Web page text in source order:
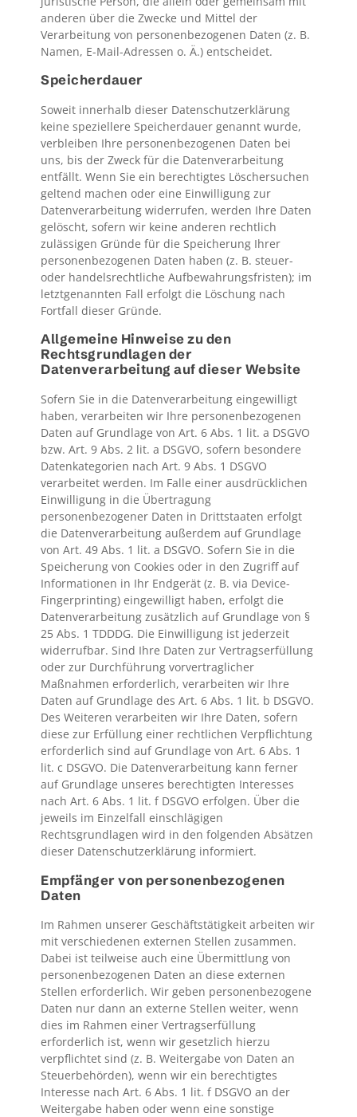
anderen über die Zwecke und Mittel der
Verarbeitung von personenbezogenen Daten (z. B.
Namen, E-Mail-Adressen o. Ä.) entscheidet.
Speicherdauer
Soweit innerhalb dieser Datenschutzerklärung
keine speziellere Speicherdauer genannt wurde,
verbleiben Ihre personenbezogenen Daten bei
uns, bis der Zweck für die Datenverarbeitung
entfällt. Wenn Sie ein berechtigtes Löschersuchen
geltend machen oder eine Einwilligung zur
Datenverarbeitung widerrufen, werden Ihre Daten
gelöscht, sofern wir keine anderen rechtlich
zulässigen Gründe für die Speicherung Ihrer
personenbezogenen Daten haben (z. B. steuer-
oder handelsrechtliche Aufbewahrungsfristen); im
letztgenannten Fall erfolgt die Löschung nach
Fortfall dieser Gründe.
Allgemeine Hinweise zu den
Rechtsgrundlagen der
Datenverarbeitung auf dieser Website
Sofern Sie in die Datenverarbeitung eingewilligt
haben, verarbeiten wir Ihre personenbezogenen
Daten auf Grundlage von Art. 6 Abs. 1 lit. a DSGVO
bzw. Art. 9 Abs. 2 lit. a DSGVO, sofern besondere
Datenkategorien nach Art. 9 Abs. 1 DSGVO
verarbeitet werden. Im Falle einer ausdrücklichen
Einwilligung in die Übertragung
personenbezogener Daten in Drittstaaten erfolgt
die Datenverarbeitung außerdem auf Grundlage
von Art. 49 Abs. 1 lit. a DSGVO. Sofern Sie in die
Speicherung von Cookies oder in den Zugriff auf
Informationen in Ihr Endgerät (z. B. via Device-
Fingerprinting) eingewilligt haben, erfolgt die
Datenverarbeitung zusätzlich auf Grundlage von §
25 Abs. 1 TDDDG. Die Einwilligung ist jederzeit
widerrufbar. Sind Ihre Daten zur Vertragserfüllung
oder zur Durchführung vorvertraglicher
Maßnahmen erforderlich, verarbeiten wir Ihre
Daten auf Grundlage des Art. 6 Abs. 1 lit. b DSGVO.
Des Weiteren verarbeiten wir Ihre Daten, sofern
diese zur Erfüllung einer rechtlichen Verpflichtung
erforderlich sind auf Grundlage von Art. 6 Abs. 1
lit. c DSGVO. Die Datenverarbeitung kann ferner
auf Grundlage unseres berechtigten Interesses
nach Art. 6 Abs. 1 lit. f DSGVO erfolgen. Über die
jeweils im Einzelfall einschlägigen
Rechtsgrundlagen wird in den folgenden Absätzen
dieser Datenschutzerklärung informiert.
Empfänger von personenbezogenen
Daten
Im Rahmen unserer Geschäftstätigkeit arbeiten wir
mit verschiedenen externen Stellen zusammen.
Dabei ist teilweise auch eine Übermittlung von
personenbezogenen Daten an diese externen
Stellen erforderlich. Wir geben personenbezogene
Daten nur dann an externe Stellen weiter, wenn
dies im Rahmen einer Vertragserfüllung
erforderlich ist, wenn wir gesetzlich hierzu
verpflichtet sind (z. B. Weitergabe von Daten an
Steuerbehörden), wenn wir ein berechtigtes
Interesse nach Art. 6 Abs. 1 lit. f DSGVO an der
Weitergabe haben oder wenn eine sonstige